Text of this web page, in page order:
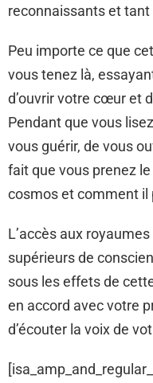
reconnaissants et tant
Peu importe ce que
vous tenez là,
d’ouvrir votre cœur et
Pendant que vous
vous guérir, de vous
fait que vous prenez
cosmos et comment il
L’accès aux
supérieurs de
sous les effets de
en accord avec votre
d’écouter la voix de